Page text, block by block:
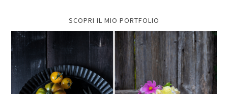
SCOPRI IL MIO PORTFOLIO